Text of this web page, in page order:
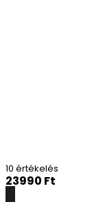
10 értékelés
23990 Ft